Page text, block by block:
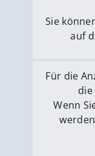
Sie
auf
Für die
die
Wenn